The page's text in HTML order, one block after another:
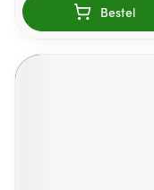
Bestel